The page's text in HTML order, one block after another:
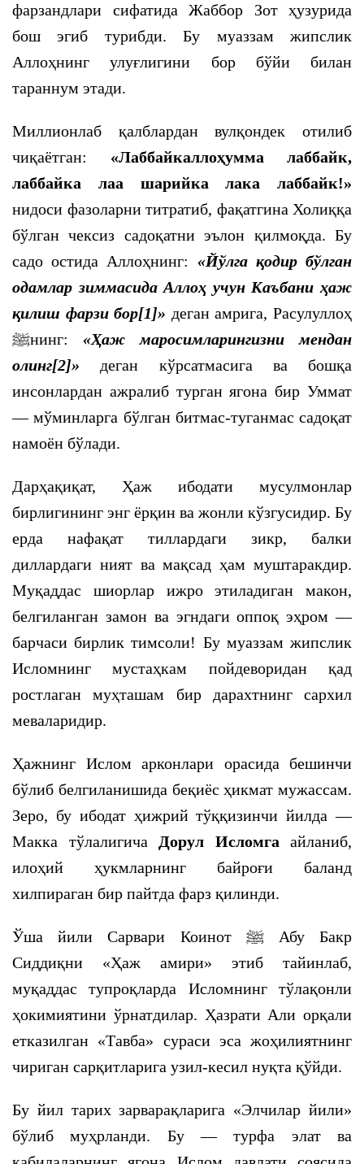
фарзандлари сифатида Жаббор Зот ҳузурида
бош эгиб турибди. Бу муаззам жипслик
Аллоҳнинг улуғлигини бор бўйи билан
тараннум этади.
Миллионлаб қалблардан вулқондек отилиб
чиқаётган: «Лаббайкаллоҳумма лаббайк,
лаббайка лаа шарийка лака лаббайк!»
нидоси фазоларни титратиб, фақатгина Холиққа
бўлган чексиз садоқатни эълон қилмоқда. Бу
садо остида Аллоҳнинг: «Йўлга қодир бўлган
одамлар зиммасида Аллоҳ учун Каъбани ҳаж
қилиш фарзи бор[1]» деган амрига, Расулуллоҳ
ﷺнинг: «Ҳажмаросимларингизни мендан
олинг[2]» деган кўрсатмасига ва бошқа
инсонлардан ажралиб турган ягона бир Уммат
— мўминларга бўлган битмас-туганмас садоқат
намоён бўлади.
Дарҳақиқат, Ҳаж ибодати мусулмонлар
бирлигининг энг ёрқин ва жонли кўзгусидир. Бу
ерда нафақат тиллардаги зикр, балки
диллардаги ният ва мақсад ҳам муштаракдир.
Муқаддас шиорлар ижро этиладиган макон,
белгиланган замон ва эгндаги оппоқ эҳром —
барчаси бирлик тимсоли! Бу муаззам жипслик
Исломнинг мустаҳкам пойдеворидан қад
ростлаган муҳташам бир дарахтнинг сархил
меваларидир.
Ҳажнинг Ислом арконлари орасида бешинчи
бўлиб белгиланишида беқиёс ҳикмат мужассам.
Зеро, бу ибодат ҳижрий тўққизинчи йилда —
Макка тўлалигича Дорул Исломга айланиб,
илоҳий ҳукмларнинг байроғи баланд
хилпираган бир пайтда фарз қилинди.
Ўша йили Сарвари Коинот ﷺАбу Бакр
Сиддиқни «Ҳаж амири» этиб тайинлаб,
муқаддас тупроқларда Исломнинг тўлақонли
ҳокимиятини ўрнатдилар. Ҳазрати Али орқали
етказилган «Тавба» сураси эса жоҳилиятнинг
чириган сарқитларига узил-кесил нуқта қўйди.
Бу йил тарих зарварақларига «Элчилар йили»
бўлиб муҳрланди. Бу — турфа элат ва